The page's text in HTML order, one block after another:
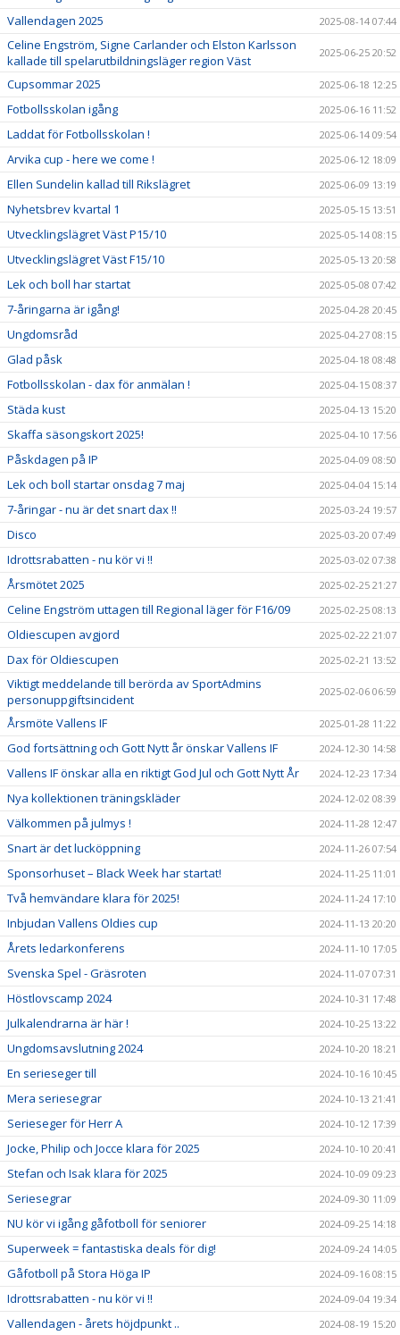
Vallendagen 2025 2025-08-14 07:44
Celine Engström, Signe Carlander och Elston Karlsson
kallade till spelarutbildningsläger region Väst
2025-06-25 20:52
Cupsommar 2025 2025-06-18 12:25
Fotbollsskolan igång 2025-06-16 11:52
Laddat för Fotbollsskolan ! 2025-06-14 09:54
Arvika cup - here we come ! 2025-06-12 18:09
Ellen Sundelin kallad till Rikslägret 2025-06-09 13:19
Nyhetsbrev kvartal 1 2025-05-15 13:51
Utvecklingslägret Väst P15/10 2025-05-14 08:15
Utvecklingslägret Väst F15/10 2025-05-13 20:58
Lek och boll har startat 2025-05-08 07:42
7-åringarna är igång! 2025-04-28 20:45
Ungdomsråd 2025-04-27 08:15
Glad påsk 2025-04-18 08:48
Fotbollsskolan - dax för anmälan ! 2025-04-15 08:37
Städa kust 2025-04-13 15:20
Skaffa säsongskort 2025! 2025-04-10 17:56
Påskdagen på IP 2025-04-09 08:50
Lek och boll startar onsdag 7 maj 2025-04-04 15:14
7-åringar - nu är det snart dax !! 2025-03-24 19:57
Disco 2025-03-20 07:49
Idrottsrabatten - nu kör vi !! 2025-03-02 07:38
Årsmötet 2025 2025-02-25 21:27
Celine Engström uttagen till Regional läger för F16/09 2025-02-25 08:13
Oldiescupen avgjord 2025-02-22 21:07
Dax för Oldiescupen 2025-02-21 13:52
Viktigt meddelande till berörda av SportAdmins
personuppgiftsincident
2025-02-06 06:59
Årsmöte Vallens IF 2025-01-28 11:22
God fortsättning och Gott Nytt år önskar Vallens IF 2024-12-30 14:58
Vallens IF önskar alla en riktigt God Jul och Gott Nytt År 2024-12-23 17:34
Nya kollektionen träningskläder 2024-12-02 08:39
Välkommen på julmys ! 2024-11-28 12:47
Snart är det lucköppning 2024-11-26 07:54
Sponsorhuset – Black Week har startat! 2024-11-25 11:01
Två hemvändare klara för 2025! 2024-11-24 17:10
Inbjudan Vallens Oldies cup 2024-11-13 20:20
Årets ledarkonferens 2024-11-10 17:05
Svenska Spel - Gräsroten 2024-11-07 07:31
Höstlovscamp 2024 2024-10-31 17:48
Julkalendrarna är här ! 2024-10-25 13:22
Ungdomsavslutning 2024 2024-10-20 18:21
En serieseger till 2024-10-16 10:45
Mera seriesegrar 2024-10-13 21:41
Serieseger för Herr A 2024-10-12 17:39
Jocke, Philip och Jocce klara för 2025 2024-10-10 20:41
Stefan och Isak klara för 2025 2024-10-09 09:23
Seriesegrar 2024-09-30 11:09
NU kör vi igång gåfotboll för seniorer 2024-09-25 14:18
Superweek = fantastiska deals för dig! 2024-09-24 14:05
Gåfotboll på Stora Höga IP 2024-09-16 08:15
Idrottsrabatten - nu kör vi !! 2024-09-04 19:34
Vallendagen - årets höjdpunkt .. 2024-08-19 15:20